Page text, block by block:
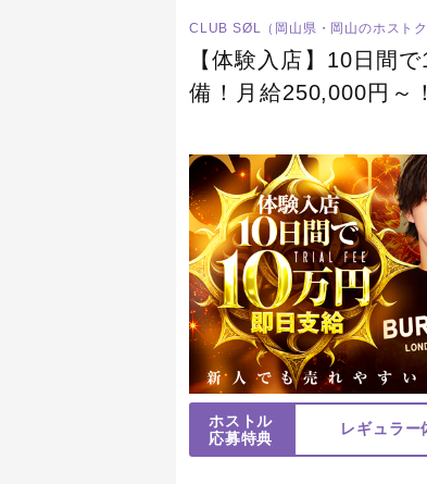
CLUB SØL（岡山県・岡山のホストク
【体験入店】10日間
備！月給250,000円～
ホストル
応募特典
レギュラ